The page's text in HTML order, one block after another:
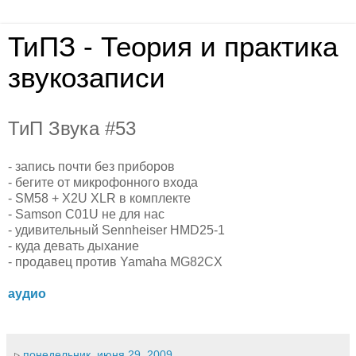
ТиПЗ - Теория и практика
звукозаписи
ТиП Звука #53
- запись почти без приборов
- бегите от микрофонного входа
- SM58 + X2U XLR в комплекте
- Samson C01U не для нас
- удивительный Sennheiser HMD25-1
- куда девать дыхание
- продавец против Yamaha MG82CX
аудио